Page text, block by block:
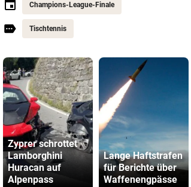
Champions-League-Finale
Tischtennis
Zyprer schrottet
Lamborghini
Huracan auf
Alpenpass
Lange Haftstrafen
für Berichte über
Waffenengpässe